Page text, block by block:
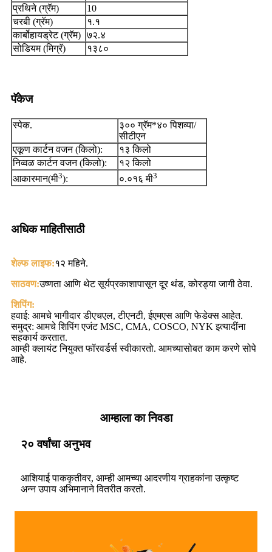
प्रथिने (ग्रॅम)
10
चरबी (ग्रॅम)
१.१
कार्बोहायड्रेट (ग्रॅम) ७२.४
सोडियम (मिग्रॅ)
१३८०
पॅकेज
स्पेक.
३०० ग्रॅम*४० पिशव्या/
सीटीएन
एकूण कार्टन वजन (किलो):
१३ किलो
निव्वळ कार्टन वजन (किलो):
१२ किलो
आकारमान(मी3): ०.०१६ मी3
अधिक माहितीसाठी
शेल्फ लाइफ:१२ महिने.
साठवण:उष्णता आणि थेट सूर्यप्रकाशापासून दूर थंड, कोरड्या जागी ठेवा.
शिपिंग:
हवाई: आमचे भागीदार डीएचएल, टीएनटी, ईएमएस आणि फेडेक्स आहेत.
समुद्र: आमचे शिपिंग एजंट MSC, CMA, COSCO, NYK इत्यादींना
सहकार्य करतात.
आम्ही क्लायंट नियुक्त फॉरवर्डर्स स्वीकारतो. आमच्यासोबत काम करणे सोपे
आहे.
आम्हाला का निवडा
२० वर्षांचा अनुभव
आशियाई पाककृतीवर, आम्ही आमच्या आदरणीय ग्राहकांना उत्कृष्ट
अन्न उपाय अभिमानाने वितरीत करतो.